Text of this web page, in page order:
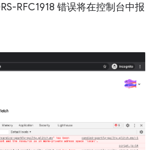
RFC1918 错误将在控制台中报